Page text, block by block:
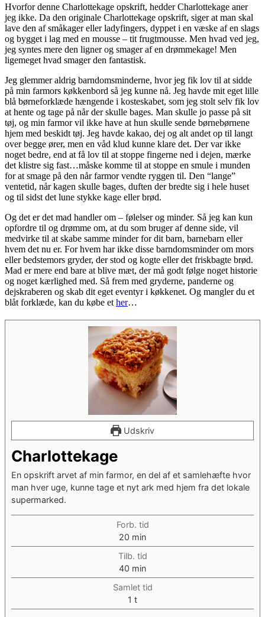
Hvorfor denne Charlottekage opskrift, hedder Charlottekage aner
jeg ikke. Da den originale Charlottekage opskrift, siger at man skal
lave den af småkager eller ladyfingers, dyppet i en væske af en slags
og bygget i lag med en mousse – tit frugtmousse. Men hvad ved jeg,
jeg syntes mere den ligner og smager af en drømmekage! Men
ligemeget hvad smager den fantastisk.
Jeg glemmer aldrig barndomsminderne, hvor jeg fik lov til at sidde
på min farmors køkkenbord så jeg kunne nå. Jeg havde mit eget lille
blå børneforklæde hængende i kosteskabet, som jeg stolt selv fik lov
at hente og tage på når der skulle bages. Man skulle jo passe på sit
tøj, og min farmor vil ikke have at hun skulle sende børnebørnene
hjem med beskidt tøj. Jeg havde kakao, dej og alt andet op til langt
over begge ører, men en våd klud kunne klare det. Der var ikke
noget bedre, end at få lov til at stoppe fingerne ned i dejen, mærke
det klistre sig fast…måske komme til at stoppe en smule i munden
for at smage på den når farmor vendte ryggen til. Den “lange”
ventetid, når kagen skulle bages, duften der bredte sig i hele huset
og til sidst det lune stykke kage eller brød.
Og det er det mad handler om – følelser og minder. Så jeg kan kun
opfordre til og drømme om, at du som bruger af denne side, vil
medvirke til at skabe samme minder for dit barn, barnebarn eller
hvem det nu er. For hvem har ikke disse barndomsminder om mors
eller bedstemors gryder, der stod og kogte eller det friskbagte brød.
Mad er mere end bare at blive mæt, der må godt følge noget historie
og noget kærlighed med. Så frem med gryderne, panderne og
dejskraberen og skab dit eget eventyr i køkkenet. Og mangler du et
blåt forklæde, kan du købe et her…
Udskriv
Charlottekage
En opskrift arvet af min farmor, en del af et samlehæfte hvor
man hver uge, kunne tage et nyt ark med hjem fra det lokale
supermarked.
Forb. tid
20 minutter
min
Tilb. tid
40 minutter
min
Samlet tid
1 time
t